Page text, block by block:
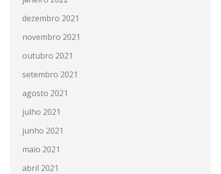
dezembro 2021
novembro 2021
outubro 2021
setembro 2021
agosto 2021
julho 2021
junho 2021
maio 2021
abril 2021